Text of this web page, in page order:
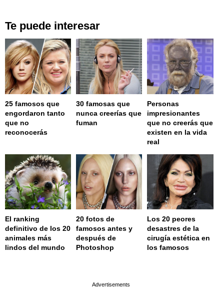
Te puede interesar
25 famosos que
engordaron tanto
que no
reconocerás
30 famosas que
nunca creerías que
fuman
Personas
impresionantes
que no creerás que
existen en la vida
real
El ranking
definitivo de los 20
animales más
lindos del mundo
20 fotos de
famosos antes y
después de
Photoshop
Los 20 peores
desastres de la
cirugía estética en
los famosos